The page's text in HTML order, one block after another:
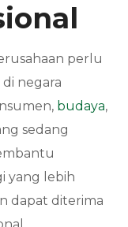
perlu
negara
budaya,
sedang
yang lebih
dapat diterima